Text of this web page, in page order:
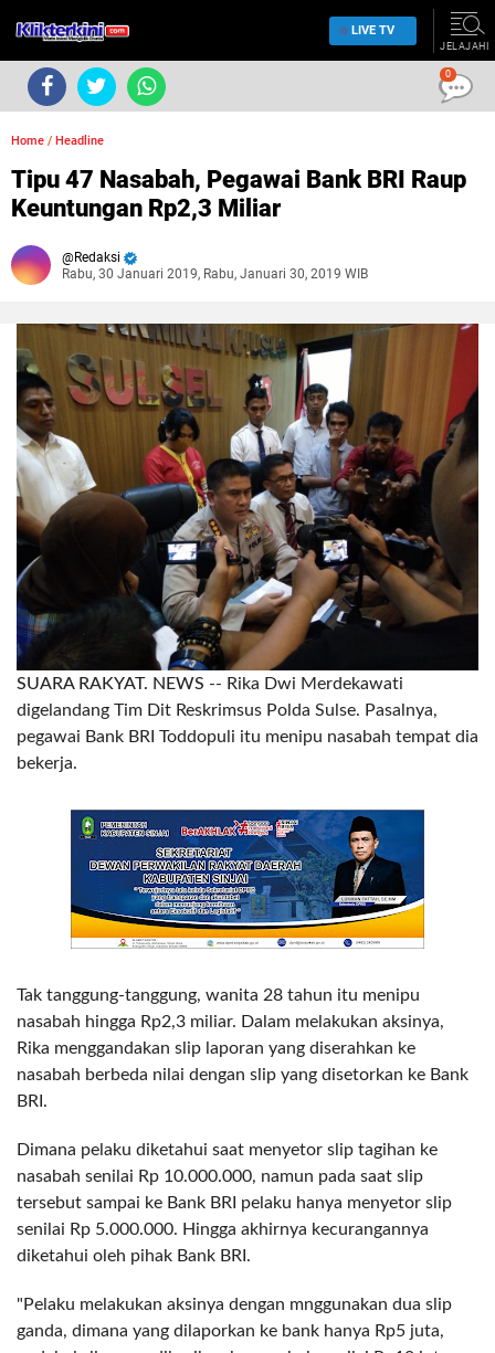
LIVE TV
JELAJAHI
Home / Headline
Tipu 47 Nasabah, Pegawai Bank BRI Raup
Keuntungan Rp2,3 Miliar
Redaksi
Rabu, 30 Januari 2019, Rabu, Januari 30, 2019 WIB
SUARA RAKYAT. NEWS -- Rika Dwi Merdekawati
digelandang Tim Dit Reskrimsus Polda Sulse. Pasalnya,
pegawai Bank BRI Toddopuli itu menipu nasabah tempat dia
bekerja.
Tak tanggung-tanggung, wanita 28 tahun itu menipu
nasabah hingga Rp2,3 miliar. Dalam melakukan aksinya,
Rika menggandakan slip laporan yang diserahkan ke
nasabah berbeda nilai dengan slip yang disetorkan ke Bank
BRI.
Dimana pelaku diketahui saat menyetor slip tagihan ke
nasabah senilai Rp 10.000.000, namun pada saat slip
tersebut sampai ke Bank BRI pelaku hanya menyetor slip
senilai Rp 5.000.000. Hingga akhirnya kecurangannya
diketahui oleh pihak Bank BRI.
"Pelaku melakukan aksinya dengan mnggunakan dua slip
ganda, dimana yang dilaporkan ke bank hanya Rp5 juta,
0